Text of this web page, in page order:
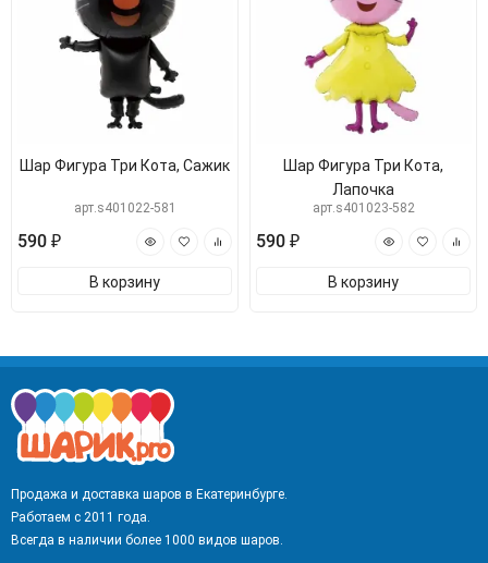
Шар Фигура Три Кота, Сажик
арт.s401022-581
590 ₽
В корзину
Шар Фигура Три Кота,
Лапочка
арт.s401023-582
590 ₽
В корзину
Продажа и доставка шаров в Екатеринбурге.
Работаем с 2011 года.
Всегда в наличии более 1000 видов шаров.